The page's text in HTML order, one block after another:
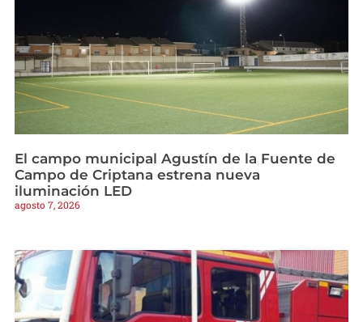
El campo municipal Agustín de la Fuente de
Campo de Criptana estrena nueva
iluminación LED
agosto 7, 2026